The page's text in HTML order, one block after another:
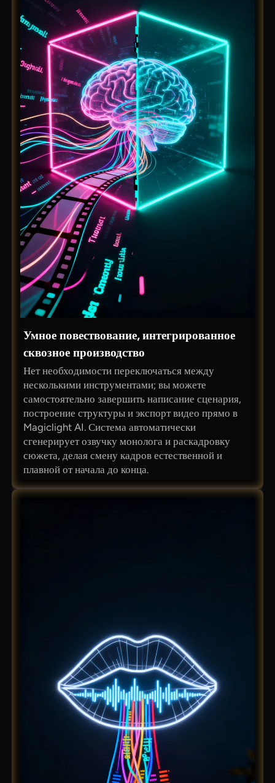
Умное повествование, интегрированное
сквозное производство
Нет необходимости переключаться между
несколькими инструментами; вы можете
самостоятельно завершить написание сценария,
построение структуры и экспорт видео прямо в
Magiclight AI. Система автоматически
сгенерирует озвучку монолога и раскадровку
сюжета, делая смену кадров естественной и
плавной от начала до конца.